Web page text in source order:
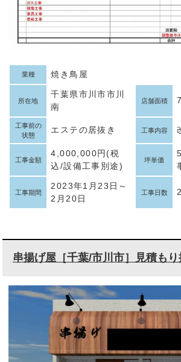
業種 焼き鳥屋
所在地
千葉県市川市市川
南
店舗面積
工事前の
状態
エステの居抜き 工事内容
工事金額
4,000,000円(税
込/設備工事別途)
坪単価
工事期間
2023年1月23日～
2月20日
工事日数
串揚げ屋［千葉/市川市］見積もり